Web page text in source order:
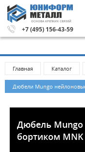
ОСНОВА КРЕПКИХ СВЯЗЕЙ
+7 (495) 156-43-59
и крепежные
Главная Каталог
Дюбели Mungo
Дюбель
бортиком